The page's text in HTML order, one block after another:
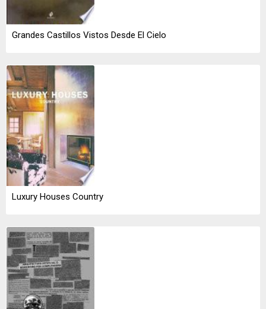
Grandes Castillos Vistos Desde El Cielo
Luxury Houses Country